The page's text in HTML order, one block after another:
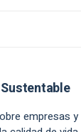
empresas